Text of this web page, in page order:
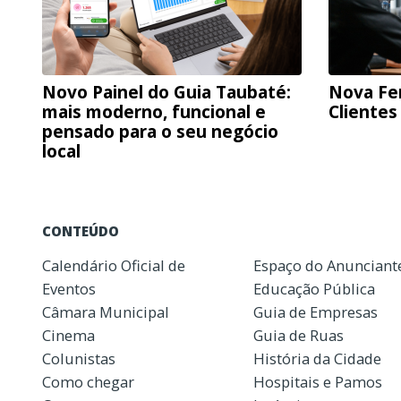
Novo Painel do Guia Taubaté:
mais moderno, funcional e
pensado para o seu negócio
local
Nova
Clientes
CONTEÚDO
Calendário Oficial de
Eventos
Câmara Municipal
Cinema
Colunistas
Como chegar
Espaço do
Educação Pública
Guia de Empresas
Guia de Ruas
História da Cidade
Hospitais e Pamos